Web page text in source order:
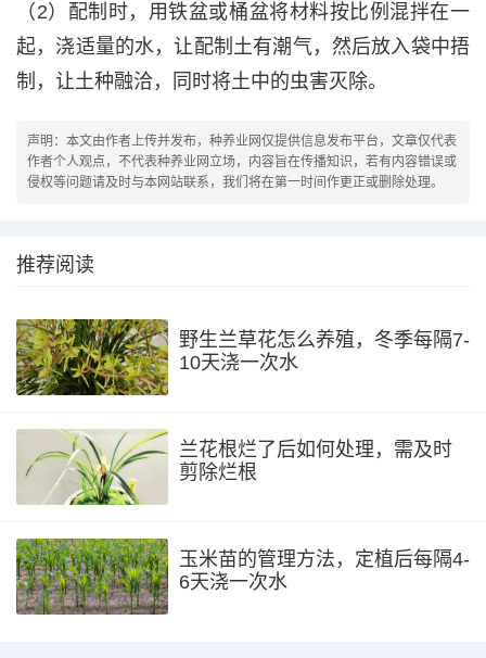
（2）配制时，用铁盆或桶盆将材料按比例混拌在一
起，浇适量的水，让配制土有潮气，然后放入袋中捂
制，让土种融洽，同时将土中的虫害灭除。
声明：本文由作者上传并发布，种养业网仅提供信息发布平台，文章仅代表
作者个人观点，不代表种养业网立场，内容旨在传播知识，若有内容错误或
侵权等问题请及时与本网站联系，我们将在第一时间作更正或删除处理。
推荐阅读
野生兰草花怎么养殖，冬季每隔7-
10天浇一次水
兰花根烂了后如何处理，需及时
剪除烂根
玉米苗的管理方法，定植后每隔4-
6天浇一次水